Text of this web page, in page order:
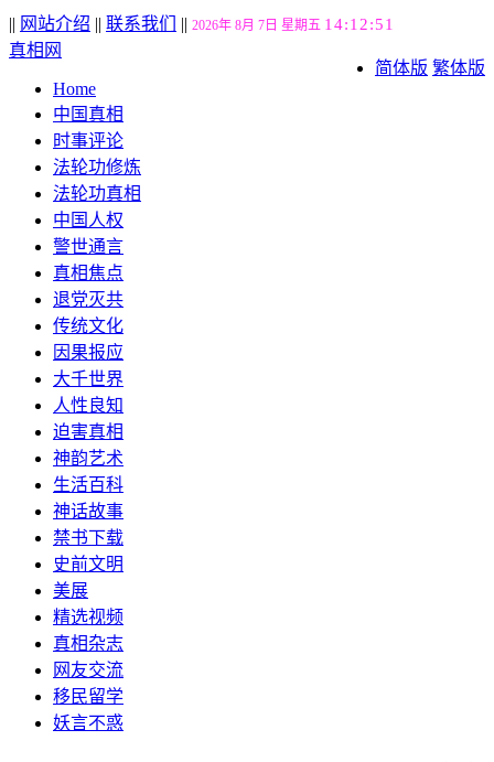
|| 网站介绍 || 联系我们 || 2026年 8月 7日 星期五 14:12:53
简体版 繁体版
真相网
Home
中国真相
时事评论
法轮功修炼
法轮功真相
中国人权
警世通言
真相焦点
退党灭共
传统文化
因果报应
大千世界
人性良知
迫害真相
神韵艺术
生活百科
神话故事
禁书下载
史前文明
美展
精选视频
真相杂志
网友交流
移民留学
妖言不惑